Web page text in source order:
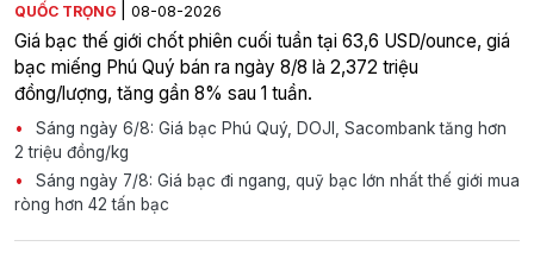
QUỐC TRỌNG 08-08-2026
Giá bạc thế giới chốt phiên cuối tuần tại 63,6 USD/ounce, giá
bạc miếng Phú Quý bán ra ngày 8/8 là 2,372 triệu
đồng/lượng, tăng gần 8% sau 1 tuần.
Sáng ngày 6/8: Giá bạc Phú Quý, DOJI, Sacombank tăng hơn
2 triệu đồng/kg
Sáng ngày 7/8: Giá bạc đi ngang, quỹ bạc lớn nhất thế giới mua
ròng hơn 42 tấn bạc